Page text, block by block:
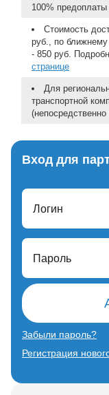
100%
Стоимость
руб., по
- 850 руб.
странице
Для
транспортной
(непосредственно
Вход для
Логин
Пароль
Забыли пароль?
Регистрация